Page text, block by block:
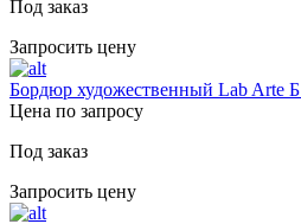
Под заказ
Запросить цену
Бордюр художественный Lab Arte
Цена по запросу
Под заказ
Запросить цену